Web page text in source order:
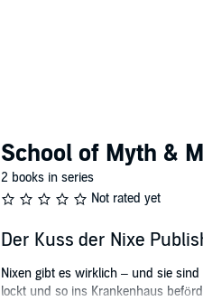
School of Myth &
2 books in series
Not rated yet
Der Kuss der Nixe
Nixen gibt es wirklich – und sie
lockt und so ins Krankenhaus